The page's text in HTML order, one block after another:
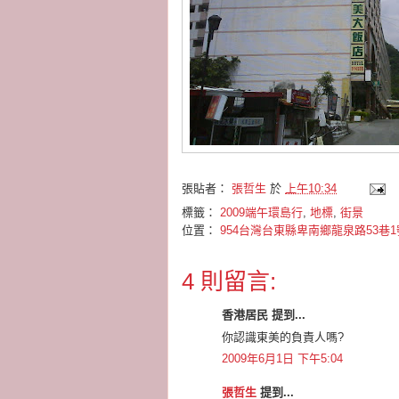
張貼者： 張哲生 於
上午10:34
標籤： 2009端午環島行, 地標, 街景
位置： 954台灣台東縣卑南鄉龍泉路53巷1
4 則留言:
香港居民 提到...
你認識東美的負責人嗎?
2009年6月1日 下午5:04
張哲生 提到...